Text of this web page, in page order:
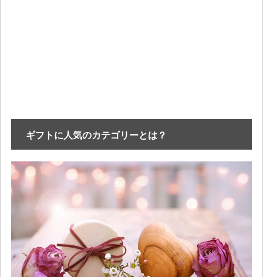
ギフトに人気のカテゴリーとは？